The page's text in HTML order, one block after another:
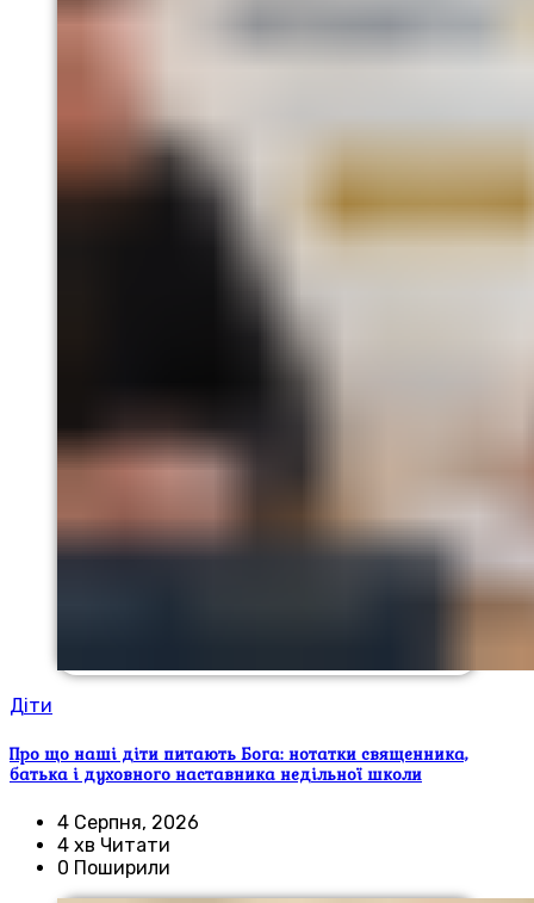
Діти
Про що наші діти питають Бога: нотатки священника,
батька і духовного наставника недільної школи
4 Серпня, 2026
4 хв Читати
0 Поширили